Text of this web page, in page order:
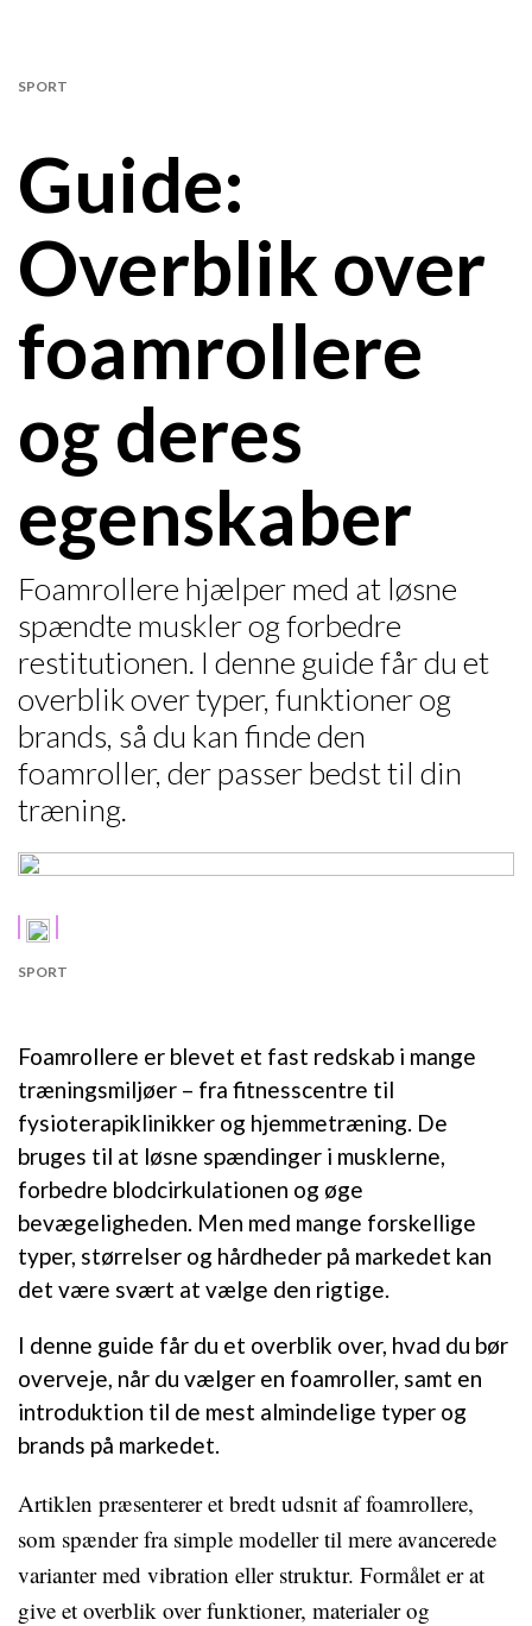
Guide:
Overblik over
foamrollere
og deres
egenskaber
SPORT
Foamrollere hjælper med at løsne
spændte muskler og forbedre
restitutionen. I denne guide får du et
overblik over typer, funktioner og
brands, så du kan finde den
foamroller, der passer bedst til din
træning.
SPORT
Foamrollere er blevet et fast redskab i mange
træningsmiljøer – fra fitnesscentre til
fysioterapiklinikker og hjemmetræning. De
bruges til at løsne spændinger i musklerne,
forbedre blodcirkulationen og øge
bevægeligheden. Men med mange forskellige
typer, størrelser og hårdheder på markedet kan
det være svært at vælge den rigtige.
I denne guide får du et overblik over, hvad du bør
overveje, når du vælger en foamroller, samt en
introduktion til de mest almindelige typer og
brands på markedet.
Artiklen præsenterer et bredt udsnit af foamrollere,
som spænder fra simple modeller til mere avancerede
varianter med vibration eller struktur. Formålet er at
give et overblik over funktioner, materialer og